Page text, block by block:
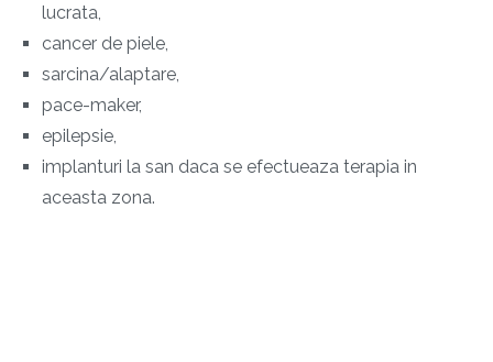
lucrata,
cancer de piele,
sarcina/alaptare,
pace-maker,
epilepsie,
implanturi la san daca se efectueaza terapia in
aceasta zona.